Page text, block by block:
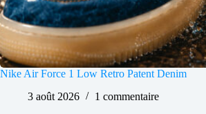
Nike Air Force 1 Low Retro Patent Denim
3 août 2026
1 commentaire